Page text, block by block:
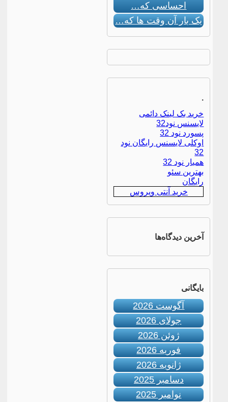
احساسی که…
یک بار آن وقت ها که…
.
خرید بک لینک دائمی
لایسنس نود32
پسورد نود 32
اوکلی لایسنس رایگان نود
32
همیار نود 32
بهترین سئو
رایگان
خرید آنتی ویروس
آخرین دیدگاه‌ها
بایگانی
آگوست 2026
جولای 2026
ژوئن 2026
فوریه 2026
ژانویه 2026
دسامبر 2025
نوامبر 2025